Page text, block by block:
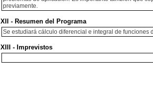
previamente.
XII - Resumen del Programa
Se estudiará cálculo diferencial e integral de
XIII - Imprevistos